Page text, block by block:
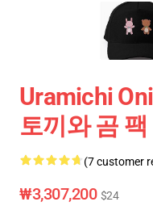
Uramichi
토끼와 곰
(7 customer
₩3,307,200 $24